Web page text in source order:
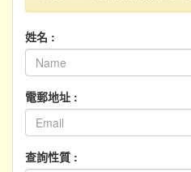
姓名 :
電郵地址 :
查詢性質 :